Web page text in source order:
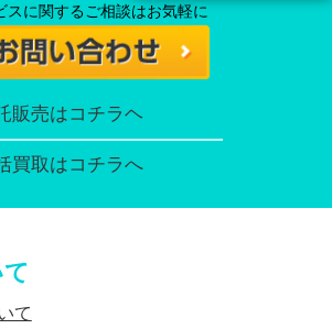
スに関するご相談はお気軽に
販売はコチラヘ
買取はコチラへ
て